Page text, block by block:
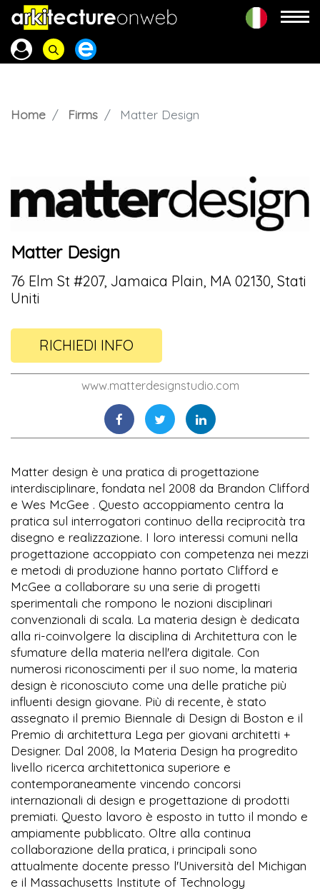
Home Firms Matter Design
Matter Design
76 Elm St #207, Jamaica Plain, MA 02130, Stati
Uniti
RICHIEDI INFO
www.matterdesignstudio.com
Matter design è una pratica di progettazione
interdisciplinare, fondata nel 2008 da Brandon Clifford
e Wes McGee . Questo accoppiamento centra la
pratica sul interrogatori continuo della reciprocità tra
disegno e realizzazione. I loro interessi comuni nella
progettazione accoppiato con competenza nei mezzi
e metodi di produzione hanno portato Clifford e
McGee a collaborare su una serie di progetti
sperimentali che rompono le nozioni disciplinari
convenzionali di scala. La materia design è dedicata
alla ri-coinvolgere la disciplina di Architettura con le
sfumature della materia nell'era digitale. Con
numerosi riconoscimenti per il suo nome, la materia
design è riconosciuto come una delle pratiche più
influenti design giovane. Più di recente, è stato
assegnato il premio Biennale di Design di Boston e il
Premio di architettura Lega per giovani architetti +
Designer. Dal 2008, la Materia Design ha progredito
livello ricerca architettonica superiore e
contemporaneamente vincendo concorsi
internazionali di design e progettazione di prodotti
premiati. Questo lavoro è esposto in tutto il mondo e
ampiamente pubblicato. Oltre alla continua
collaborazione della pratica, i principali sono
attualmente docente presso l'Università del Michigan
e il Massachusetts Institute of Technology